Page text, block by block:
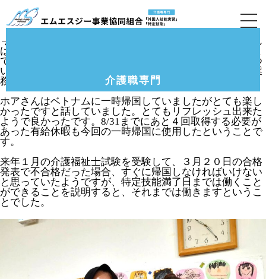
介護職専門
8月定期訪問(東成区のグループホーム)の様子で
す。
今年の４月に技能実習生から特定技能に変更したヌルさん
は、業務面も生活面も特に問題なく過ごしているとのこと
です。通常は比較的落ち着いている３階フロアで業務につ
いているが、最近は３階に比べて大変な２階フロアでも業
務しているとのことです。
ホアさんはベトナムに一時帰国していましたがとても楽し
かったですと話していました。とてもリフレッシュ出来た
ようで良かったです。8/31までにあと４回取得する必要が
あった有給休暇も今回の一時帰国に使用したということで
す。
来年１月の介護福祉士試験を受験して、３月２０日の合格
発表で不合格だった場合、すぐに帰国しなければいけない
と思っていたようですが、特定技能満了日までは働くこと
ができることを説明すると、それまでは働きますというこ
とでした。